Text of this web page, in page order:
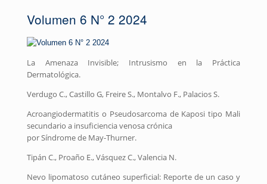
Volumen 6 N° 2 2024
La Amenaza Invisible; Intrusismo en la Práctica
Dermatológica.
Verdugo C., Castillo G, Freire S., Montalvo F., Palacios S.
Acroangiodermatitis o Pseudosarcoma de Kaposi tipo Mali
secundario a insuficiencia venosa crónica
por Síndrome de May-Thurner.
Tipán C., Proaño E., Vásquez C., Valencia N.
Nevo lipomatoso cutáneo superficial: Reporte de un caso y